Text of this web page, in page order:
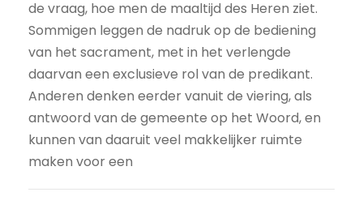
de vraag, hoe men de maaltijd des Heren ziet.
Sommigen leggen de nadruk op de bediening
van het sacrament, met in het verlengde
daarvan een exclusieve rol van de predikant.
Anderen denken eerder vanuit de viering, als
antwoord van de gemeente op het Woord, en
kunnen van daaruit veel makkelijker ruimte
maken voor een